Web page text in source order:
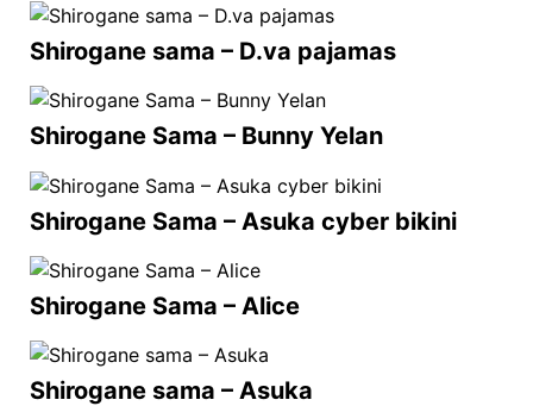
Shirogane sama – D.va pajamas
Shirogane Sama – Bunny Yelan
Shirogane Sama – Asuka cyber bikini
Shirogane Sama – Alice
Shirogane sama – Asuka